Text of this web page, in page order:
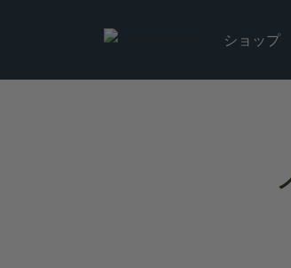
ショップ